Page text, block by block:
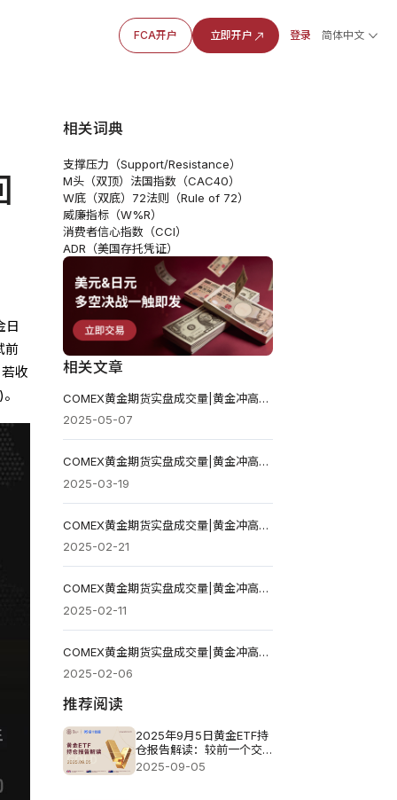
FCA开户 立即开户 登录 简体中文
日
前
收
相关词典
支撑压力（Support/Resistance）
M头（双顶） 法国指数（CAC40）
W底（双底） 72法则（Rule of 72）
威廉指标（W%R）
消费者信心指数（CCI）
ADR（美国存托凭证）
相关文章
COMEX黄金期货实盘成交量|黄金冲高回落 站上3407美元才能延续反弹
2025-05-07
COMEX黄金期货实盘成交量|黄金冲高回落 关注3045美元压力失守
2025-03-19
COMEX黄金期货实盘成交量|黄金冲高回落 短线关注2937和2926美元支撑
2025-02-21
COMEX黄金期货实盘成交量|黄金冲高回落 2922美元不破则趋势未改
2025-02-11
COMEX黄金期货实盘成交量|黄金冲高回落 关注颈线位2882美元失守
2025-02-06
推荐阅读
2025年9月5日黄金ETF持
仓报告解读：较前一个交
易日减少2.29吨
2025-09-05